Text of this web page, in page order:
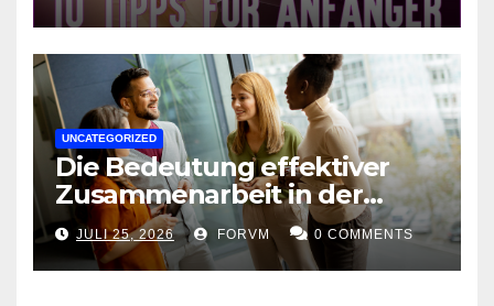
UNCATEGORIZED
Die Bedeutung effektiver
Zusammenarbeit in der
Arbeitswelt
JULI 25, 2026 FORVM 0 COMMENTS